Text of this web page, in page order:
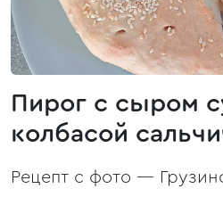
Пирог с сыром
колбасой
Рецепт с фото —